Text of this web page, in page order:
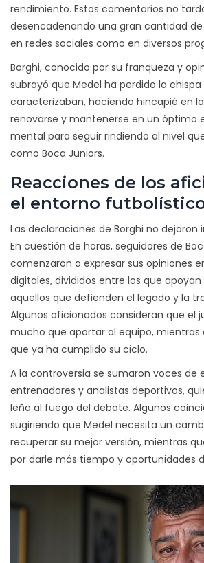
rendimiento. Estos comentarios no
desencadenando una gran cantidad
en redes sociales como en diversos
Borghi, conocido por su franqueza y
subrayó que Medel ha perdido la
caracterizaban, haciendo hincapié en
renovarse y mantenerse en un óptimo
mental para seguir rindiendo al nivel
como Boca Juniors.
Reacciones de los
el entorno
Las declaraciones de Borghi no dejaron
En cuestión de horas, seguidores de
comenzaron a expresar sus opiniones
digitales, divididos entre los que apoyan
aquellos que defienden el legado y la
Algunos aficionados consideran que el
mucho que aportar al equipo, mientras
que ya ha cumplido su ciclo.
A la controversia se sumaron voces de
entrenadores y analistas deportivos,
leña al fuego del debate. Algunos
sugiriendo que Medel necesita un
recuperar su mejor versión, mientras
por darle más tiempo y oportunidades